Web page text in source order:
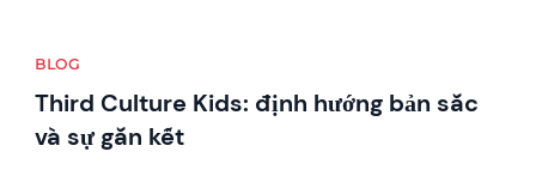
BLOG
Third Culture Kids: định hướng bản sắc
và sự gắn kết